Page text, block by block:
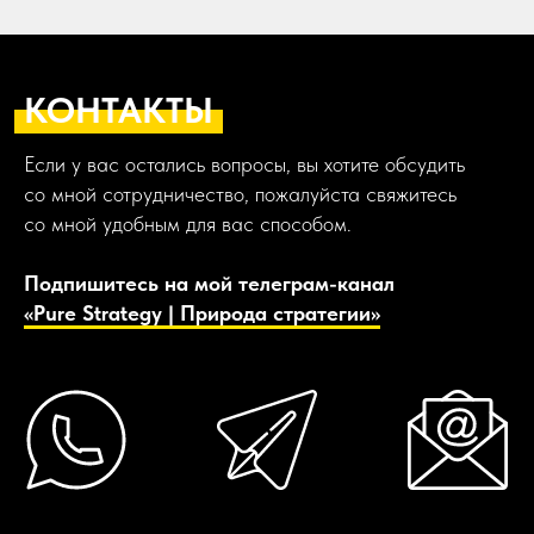
КОНТАКТЫ
Если у вас остались вопросы, вы хотите обсудить
со мной сотрудничество, пожалуйста свяжитесь
со мной удобным для вас способом.
Подпишитесь на мой телеграм-канал
«Pure Strategy | Природа стратегии»